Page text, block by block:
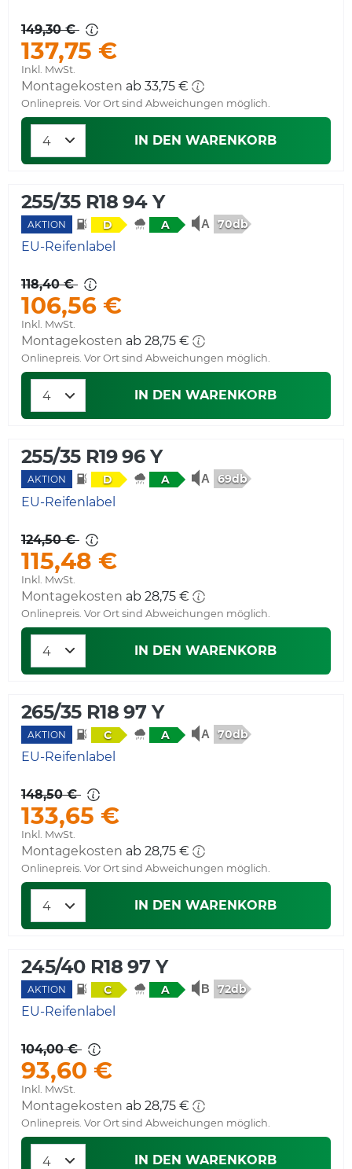
149,30 €
137,75 €
Inkl. MwSt.
Montagekosten ab 33,75 €
Onlinepreis. Vor Ort sind Abweichungen möglich.
IN DEN WARENKORB
255/35 R18 94 Y
AKTION D A 70db
EU-Reifenlabel
118,40 €
106,56 €
Inkl. MwSt.
Montagekosten ab 28,75 €
Onlinepreis. Vor Ort sind Abweichungen möglich.
IN DEN WARENKORB
255/35 R19 96 Y
AKTION D A 69db
EU-Reifenlabel
124,50 €
115,48 €
Inkl. MwSt.
Montagekosten ab 28,75 €
Onlinepreis. Vor Ort sind Abweichungen möglich.
IN DEN WARENKORB
265/35 R18 97 Y
AKTION C A 70db
EU-Reifenlabel
148,50 €
133,65 €
Inkl. MwSt.
Montagekosten ab 28,75 €
Onlinepreis. Vor Ort sind Abweichungen möglich.
IN DEN WARENKORB
245/40 R18 97 Y
AKTION C A 72db
EU-Reifenlabel
104,00 €
93,60 €
Inkl. MwSt.
Montagekosten ab 28,75 €
Onlinepreis. Vor Ort sind Abweichungen möglich.
IN DEN WARENKORB